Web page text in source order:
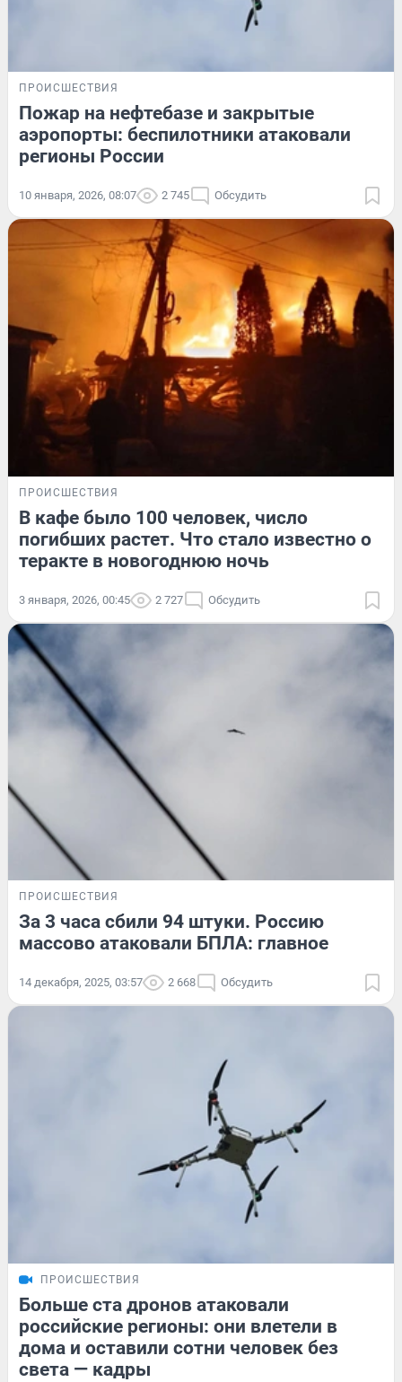
ПРОИСШЕСТВИЯ
Пожар на нефтебазе и закрытые
аэропорты: беспилотники атаковали
регионы России
10 января, 2026, 08:07 2 745 Обсудить
ПРОИСШЕСТВИЯ
В кафе было 100 человек, число
погибших растет. Что стало известно о
теракте в новогоднюю ночь
3 января, 2026, 00:45 2 727 Обсудить
ПРОИСШЕСТВИЯ
За 3 часа сбили 94 штуки. Россию
массово атаковали БПЛА: главное
14 декабря, 2025, 03:57 2 668 Обсудить
ПРОИСШЕСТВИЯ
Больше ста дронов атаковали
российские регионы: они влетели в
дома и оставили сотни человек без
света — кадры